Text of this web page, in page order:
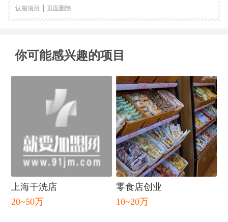
认领项目 页面删除
你可能感兴趣的项目
上海干洗店
20~50万
零食店创业
10~20万